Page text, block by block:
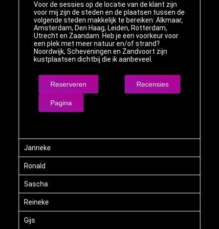
Voor de sessies op de locatie van de klant zijn
voor mij zijn de steden en de plaatsen tussen de
volgende steden makkelijk te bereiken: Alkmaar,
Amsterdam, Den Haag, Leiden, Rotterdam,
Utrecht en Zaandam. Heb je een voorkeur voor
een plek met meer natuur en/of strand?
Noordwijk, Scheveningen en Zandvoort zijn
kustplaatsen dichtbij die ik aanbeveel.
Reserveren Recensies
Pagina
Janneke
Ronald
Sascha
Reineke
Gijs